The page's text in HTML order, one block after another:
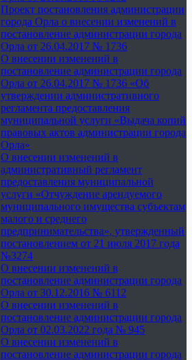
Проект постановления администрации
города Орла о внесении изменений в
постановление администрации города
Орла от 26.04.2017 № 1736
О внесении изменений в
постановление администрации города
Орла от 26.04.2017 № 1736 «Об
утверждении административного
регламента предоставления
муниципальной услуги «Выдача копий
правовых актов администрации города
Орла»
О внесении изменений в
административный регламент
предоставления муниципальной
услуги «Отчуждение арендуемого
муниципального имущества субъектам
малого и среднего
предпринимательства», утвержденный
постановлением от 21 июля 2017 года
№3274
О внесении изменений в
постановление администрации города
Орла от 30.12.2016 № 6112
О внесении изменений в
постановление администрации города
Орла от 02.03.2022 года № 945
О внесении изменений в
постановление администрации города